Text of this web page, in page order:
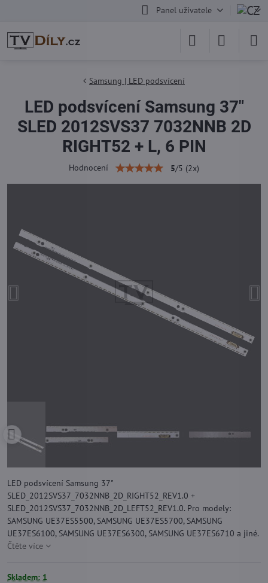
Panel uživatele
Samsung | LED podsvícení
LED podsvícení Samsung 37"
SLED 2012SVS37 7032NNB 2D
RIGHT52 + L, 6 PIN
Hodnocení 5/5 (2x)
LED podsvícení Samsung 37"
SLED_2012SVS37_7032NNB_2D_RIGHT52_REV1.0 +
SLED_2012SVS37_7032NNB_2D_LEFT52_REV1.0. Pro modely:
SAMSUNG UE37ES5500, SAMSUNG UE37ES5700, SAMSUNG
UE37ES6100, SAMSUNG UE37ES6300, SAMSUNG UE37ES6710 a jiné.
Čtěte více
Skladem: 1